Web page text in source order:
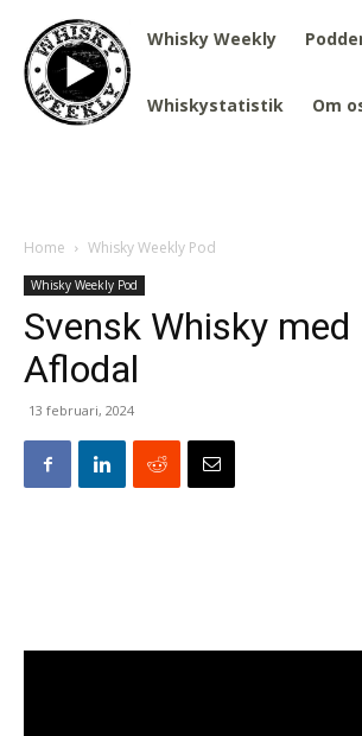
Whisky Weekly
Whiskystatistik Om
Home Whisky Weekly Pod
Whisky Weekly Pod
Svensk Whisky
Aflodal
13 februari, 2024